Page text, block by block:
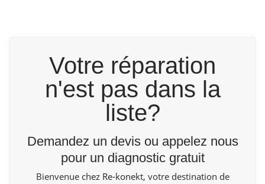
Votre réparation
n'est pas dans la
liste?
Demandez un devis ou appelez nous
pour un diagnostic gratuit
Bienvenuechez Re-konekt, votre destination de